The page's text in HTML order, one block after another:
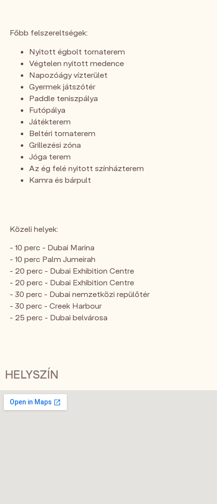
Főbb felszereltségek:
Nyitott égbolt tornaterem
Végtelen nyitott medence
Napozóágy vízterület
Gyermek játszótér
Paddle teniszpálya
Futópálya
Játékterem
Beltéri tornaterem
Grillezési zóna
Jóga terem
Az ég felé nyitott színházterem
Kamra és bárpult
Közeli helyek:
- 10 perc - Dubai Marina
- 10 perc Palm Jumeirah
- 20 perc - Dubai Exhibition Centre
- 20 perc - Dubai Exhibition Centre
- 30 perc - Dubai nemzetközi repülőtér
- 30 perc - Creek Harbour
- 25 perc - Dubai belvárosa
HELYSZÍN